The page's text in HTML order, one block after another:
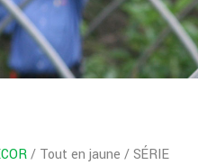
/ Tout en jaune / SÉRIE